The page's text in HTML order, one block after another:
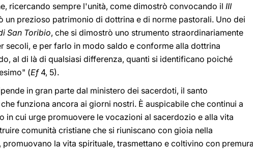
ricercando sempre l'unità, come dimostrò convocando il III
un prezioso patrimonio di dottrina e di norme pastorali. Uno dei
San Toribio, che si dimostrò uno strumento straordinariamente
e per farlo in modo saldo e conforme alla dottrina
al di là di qualsiasi differenza, quanti si identificano poiché
(Ef4, 5).
in gran parte dal ministero dei sacerdoti, il santo
che funziona ancora ai giorni nostri. È auspicabile che continui a
cui urge promuovere le vocazioni al sacerdozio e alla vita
comunità cristiane che si riuniscano con gioia nella
la vita spirituale, trasmettano e coltivino con